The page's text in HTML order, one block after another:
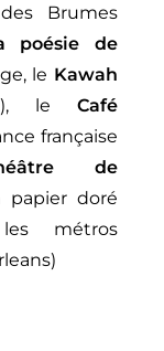
Brumes
poésie de
le Kawah
le Café
française
de
papier doré
métros